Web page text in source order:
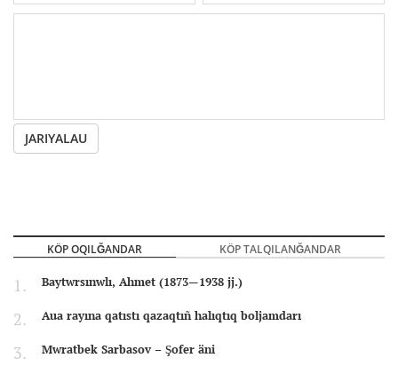
JARIYALAU
KÖP OQILĞANDAR KÖP TALQILANĞANDAR
Baytwrsınwlı, Ahmet (1873—1938 jj.)
Aua rayına qatıstı qazaqtıñ halıqtıq boljamdarı
Mwratbek Sarbasov – Şofer äni